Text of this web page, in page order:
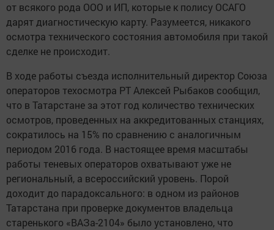
от всякого рода ООО и ИП, которые к полису ОСАГО
дарят диагностическую карту. Разумеется, никакого
осмотра технического состояния автомобиля при такой
сделке не происходит.
В ходе работы съезда исполнительный директор Союза
операторов техосмотра РТ Алексей Рыбаков сообщил,
что в Татарстане за этот год количество технических
осмотров, проведенных на аккредитованных станциях,
сократилось на 15% по сравнению с аналогичным
периодом 2016 года. В настоящее время масштабы
работы теневых операторов охватывают уже не
региональный, а всероссийский уровень. Порой
доходит до парадоксального: в одном из районов
Татарстана при проверке документов владельца
старенького «ВАЗа-2104» было установлено, что